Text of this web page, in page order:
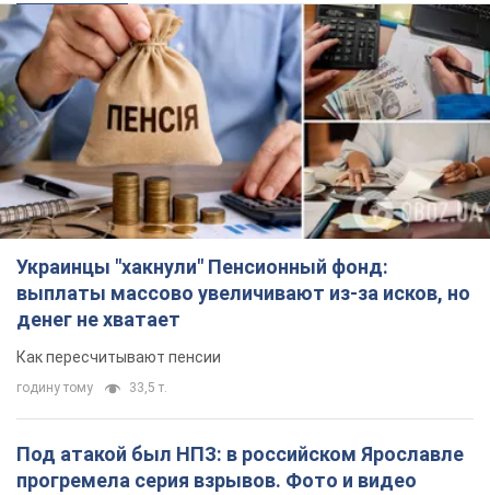
Украинцы "хакнули" Пенсионный фонд:
выплаты массово увеличивают из-за исков, но
денег не хватает
Как пересчитывают пенсии
годину тому 33,5 т.
Под атакой был НПЗ: в российском Ярославле
прогремела серия взрывов. Фото и видео